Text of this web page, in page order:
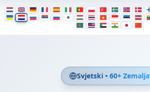
Svjetski • 60+ Zemalja